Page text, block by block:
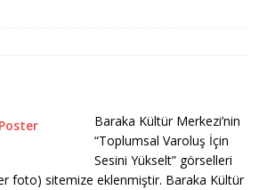
Baraka Kültür Merkezi’nin
“Toplumsal Varoluş İçin
Sesini Yükselt” görselleri
foto) sitemize eklenmiştir. Baraka Kültür